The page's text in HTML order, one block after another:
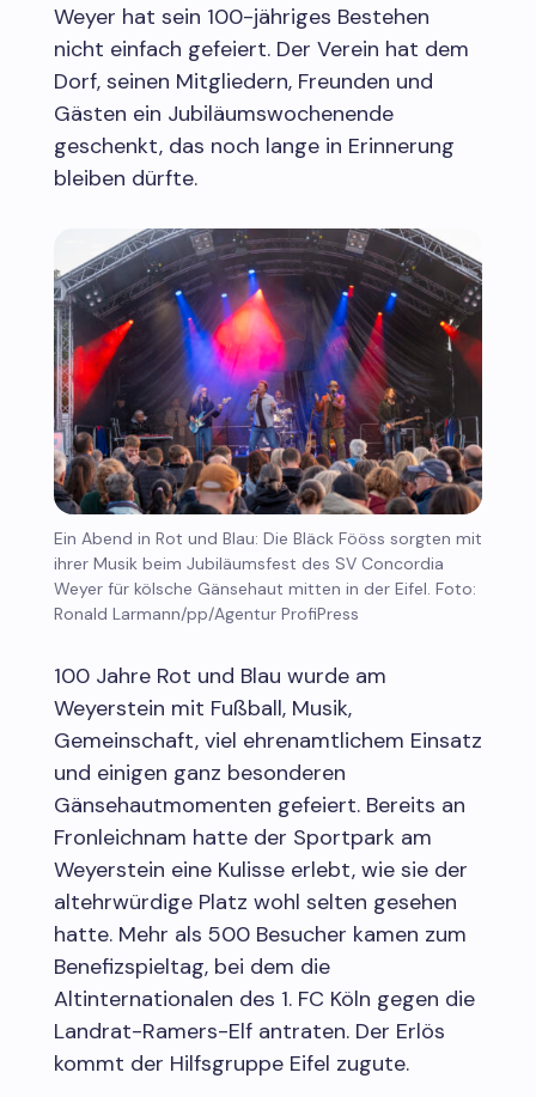
Weyer hat sein 100-jähriges Bestehen
nicht einfach gefeiert. Der Verein hat dem
Dorf, seinen Mitgliedern, Freunden und
Gästen ein Jubiläumswochenende
geschenkt, das noch lange in Erinnerung
bleiben dürfte.
Ein Abend in Rot und Blau: Die Bläck Fööss sorgten mit
ihrer Musik beim Jubiläumsfest des SV Concordia
Weyer für kölsche Gänsehaut mitten in der Eifel. Foto:
Ronald Larmann/pp/Agentur ProfiPress
100 Jahre Rot und Blau wurde am
Weyerstein mit Fußball, Musik,
Gemeinschaft, viel ehrenamtlichem Einsatz
und einigen ganz besonderen
Gänsehautmomenten gefeiert. Bereits an
Fronleichnam hatte der Sportpark am
Weyerstein eine Kulisse erlebt, wie sie der
altehrwürdige Platz wohl selten gesehen
hatte. Mehr als 500 Besucher kamen zum
Benefizspieltag, bei dem die
Altinternationalen des 1. FC Köln gegen die
Landrat-Ramers-Elf antraten. Der Erlös
kommt der Hilfsgruppe Eifel zugute.